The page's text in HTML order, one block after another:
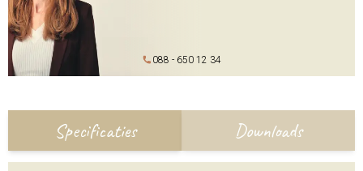
088 - 650 12 34
Specificaties Downloads